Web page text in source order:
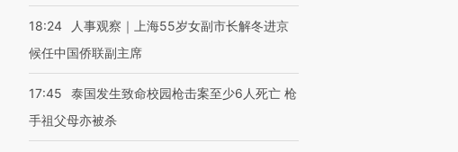
18:24
人事观察｜上海55岁女副市长解冬进京
候任中国侨联副主席
17:45
泰国发生致命校园枪击案至少6人死亡 枪
手祖父母亦被杀